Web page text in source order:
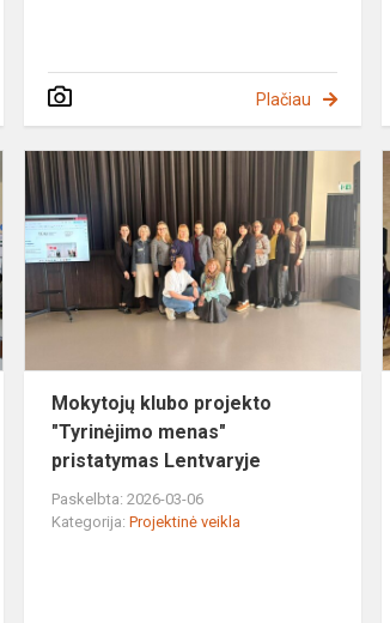
Plačiau
,,Jaunųjų
finansininkų
pavasaris''
2026
Mokytojų klubo projekto
"Tyrinėjimo menas"
pristatymas Lentvaryje
Paskelbta: 2026-03-06
Kategorija:Projektinė veikla